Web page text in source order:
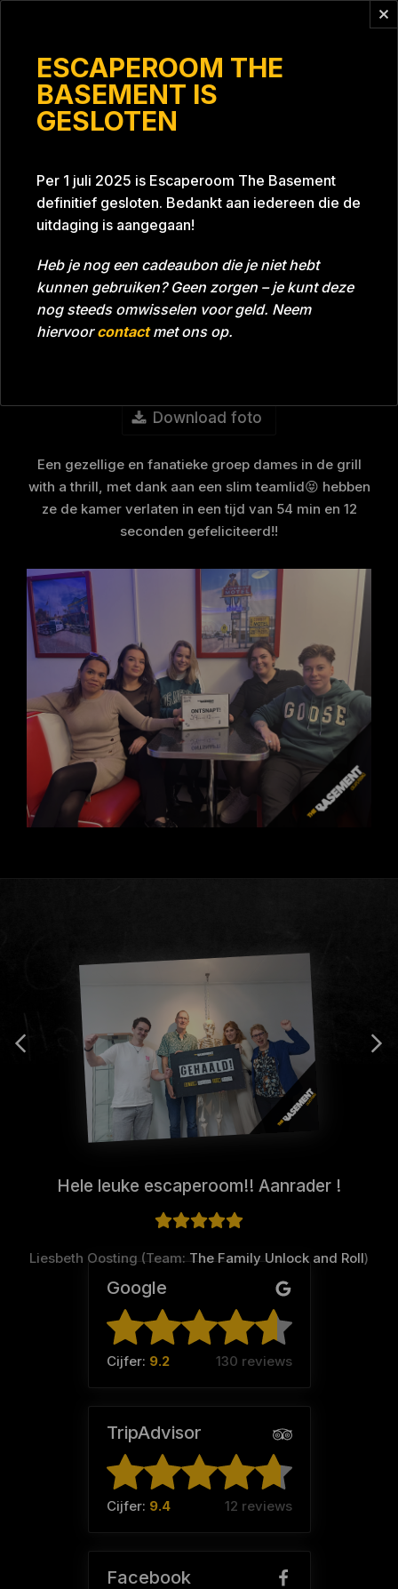
ESCAPEROOM THE
BASEMENT IS
GESLOTEN
Per 1 juli 2025 is Escaperoom The Basement
definitief gesloten. Bedankt aan iedereen die de
uitdaging is aangegaan!
Heb je nog een cadeaubon die je niet hebt
kunnen gebruiken? Geen zorgen – je kunt deze
nog steeds omwisselen voor geld. Neem
hiervoorcontactmet ons op.
Tijd 54:12 Datum 10-12-2022
Room Grill With A Thrill
Download foto
Een gezellige en fanatieke groep dames in de grill
with a thrill, met dank aan een slim teamlid😝 hebben
ze de kamer verlaten in een tijd van 54 min en 12
seconden gefeliciteerd!!
Hele leuke escaperoom!! Aanrader !
Liesbeth Oosting (Team: The Family Unlock and Roll)
Google
Cijfer: 9.2 130 reviews
TripAdvisor
Cijfer: 9.4 12 reviews
Facebook